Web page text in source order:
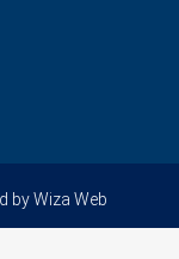
byWiza Web